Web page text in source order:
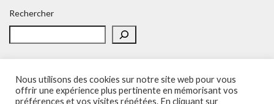
Rechercher
Nous utilisons des cookies sur notre site web pour vous
offrir une expérience plus pertinente en mémorisant vos
préférences et vos visites répétées. En cliquant sur